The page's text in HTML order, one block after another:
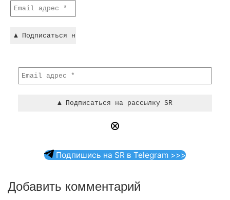
Подпишись на SR в Telegram >>>
Добавить комментарий